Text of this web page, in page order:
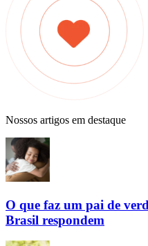
Nossos artigos em destaque
O que faz um pai de
Brasil respondem